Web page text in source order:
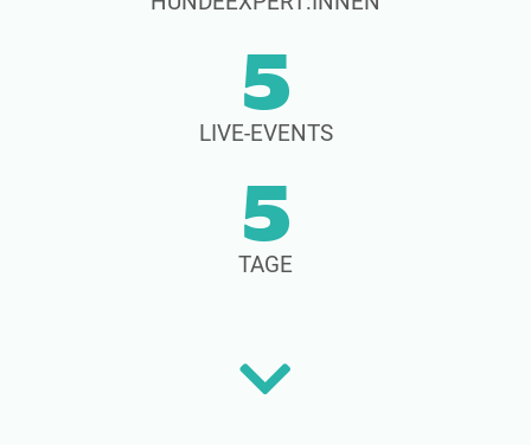
LIVE-EVENTS
5
TAGE
5